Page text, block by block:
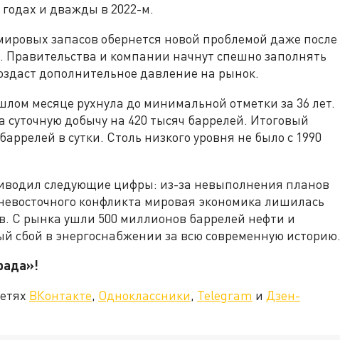
годах и дважды в 2022-м.
запасов обернется новой проблемой даже после
Правительства и компании начнут спешно заполнять
дополнительное давление на рынок.
месяце рухнула до минимальной отметки за 36 лет.
суточную добычу на 420 тысяч баррелей. Итоговый
в сутки. Столь низкого уровня не было с 1990
следующие цифры: из-за невыполнения планов
конфликта мировая экономика лишилась
С рынка ушли 500 миллионов баррелей нефти и
сбой в энергоснабжении за всю современную историю.
ВКонтакте, Одноклассники, Telegram и Дзен-